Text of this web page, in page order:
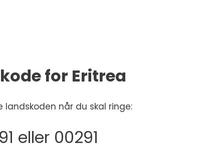
for Eritrea
landskoden når du skal ringe:
eller 00291